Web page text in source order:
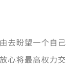
去盼望一个自己
心将最高权力交